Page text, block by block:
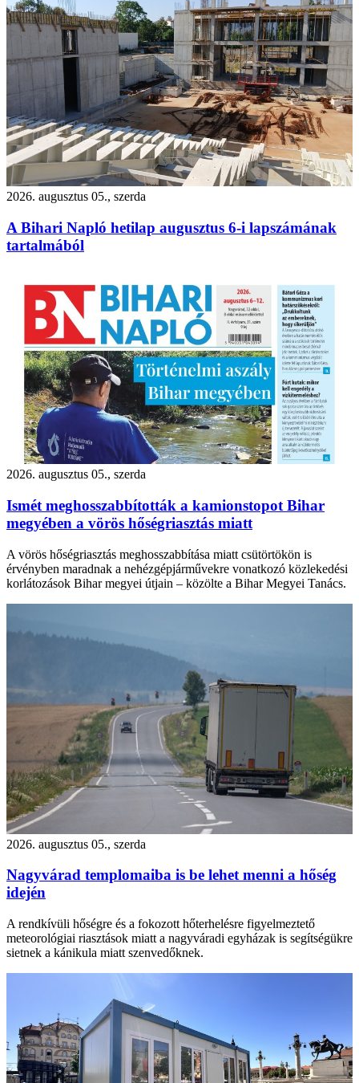
2026. augusztus 05., szerda
A Bihari Napló hetilap augusztus 6-i lapszámának
tartalmából
2026. augusztus 05., szerda
Ismét meghosszabbították a kamionstopot Bihar
megyében a vörös hőségriasztás miatt
A vörös hőségriasztás meghosszabbítása miatt csütörtökön is
érvényben maradnak a nehézgépjárművekre vonatkozó közlekedési
korlátozások Bihar megyei útjain – közölte a Bihar Megyei Tanács.
2026. augusztus 05., szerda
Nagyvárad templomaiba is be lehet menni a hőség
idején
A rendkívüli hőségre és a fokozott hőterhelésre figyelmeztető
meteorológiai riasztások miatt a nagyváradi egyházak is segítségükre
sietnek a kánikula miatt szenvedőknek.